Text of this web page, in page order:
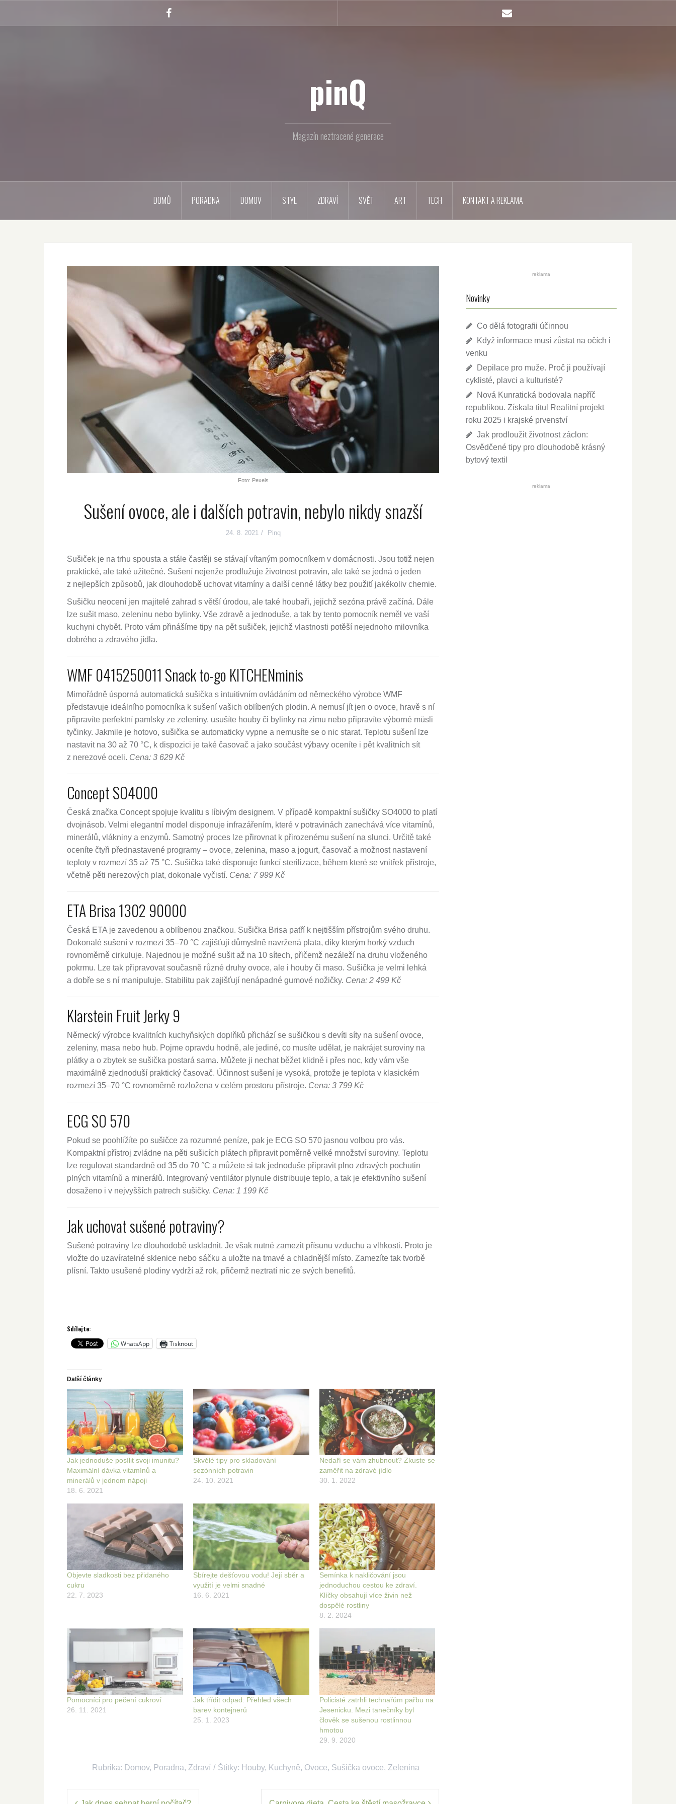
pinQ
Magazín neztracené generace
DOMŮ PORADNA DOMOV STYL ZDRAVÍ SVĚT ART TECH KONTAKT A REKLAMA
Foto: Pexels
Sušení ovoce, ale i dalších potravin, nebylo nikdy snazší
24. 8. 2021 Pinq
Sušiček je na trhu spousta a stále častěji se stávají vítaným pomocníkem v domácnosti. Jsou totiž nejen
praktické, ale také užitečné. Sušení nejenže prodlužuje životnost potravin, ale také se jedná o jeden
z nejlepších způsobů, jak dlouhodobě uchovat vitamíny a další cenné látky bez použití jakékoliv chemie.
Sušičku neocení jen majitelé zahrad s větší úrodou, ale také houbaři, jejichž sezóna právě začíná. Dále
lze sušit maso, zeleninu nebo bylinky. Vše zdravě a jednoduše, a tak by tento pomocník neměl ve vaší
kuchyni chybět. Proto vám přinášíme tipy na pět sušiček, jejichž vlastnosti potěší nejednoho milovníka
dobrého a zdravého jídla.
WMF 0415250011 Snack to-go KITCHENminis
Mimořádně úsporná automatická sušička s intuitivním ovládáním od německého výrobce WMF
představuje ideálního pomocníka k sušení vašich oblíbených plodin. A nemusí jít jen o ovoce, hravě s ní
připravíte perfektní pamlsky ze zeleniny, usušíte houby či bylinky na zimu nebo připravíte výborné müsli
tyčinky. Jakmile je hotovo, sušička se automaticky vypne a nemusíte se o nic starat. Teplotu sušení lze
nastavit na 30 až 70 °C, k dispozici je také časovač a jako součást výbavy oceníte i pět kvalitních sít
z nerezové oceli. Cena: 3 629 Kč
Concept SO4000
Česká značka Concept spojuje kvalitu s líbivým designem. V případě kompaktní sušičky SO4000 to platí
dvojnásob. Velmi elegantní model disponuje infrazářením, které v potravinách zanechává více vitamínů,
minerálů, vlákniny a enzymů. Samotný proces lze přirovnat k přirozenému sušení na slunci. Určitě také
oceníte čtyři přednastavené programy – ovoce, zelenina, maso a jogurt, časovač a možnost nastavení
teploty v rozmezí 35 až 75 °C. Sušička také disponuje funkcí sterilizace, během které se vnitřek přístroje,
včetně pěti nerezových plat, dokonale vyčistí. Cena: 7 999 Kč
ETA Brisa 1302 90000
Česká ETA je zavedenou a oblíbenou značkou. Sušička Brisa patří k nejtišším přístrojům svého druhu.
Dokonalé sušení v rozmezí 35–70 °C zajišťují důmyslně navržená plata, díky kterým horký vzduch
rovnoměrně cirkuluje. Najednou je možné sušit až na 10 sítech, přičemž nezáleží na druhu vloženého
pokrmu. Lze tak připravovat současně různé druhy ovoce, ale i houby či maso. Sušička je velmi lehká
a dobře se s ní manipuluje. Stabilitu pak zajišťují nenápadné gumové nožičky. Cena: 2 499 Kč
Klarstein Fruit Jerky 9
Německý výrobce kvalitních kuchyňských doplňků přichází se sušičkou s devíti síty na sušení ovoce,
zeleniny, masa nebo hub. Pojme opravdu hodně, ale jediné, co musíte udělat, je nakrájet suroviny na
plátky a o zbytek se sušička postará sama. Můžete ji nechat běžet klidně i přes noc, kdy vám vše
maximálně zjednoduší praktický časovač. Účinnost sušení je vysoká, protože je teplota v klasickém
rozmezí 35–70 °C rovnoměrně rozložena v celém prostoru přístroje. Cena: 3 799 Kč
ECG SO 570
Pokud se poohlížíte po sušičce za rozumné peníze, pak je ECG SO 570 jasnou volbou pro vás.
Kompaktní přístroj zvládne na pěti sušicích plátech připravit poměrně velké množství suroviny. Teplotu
lze regulovat standardně od 35 do 70 °C a můžete si tak jednoduše připravit plno zdravých pochutin
plných vitamínů a minerálů. Integrovaný ventilátor plynule distribuuje teplo, a tak je efektivního sušení
dosaženo i v nejvyšších patrech sušičky. Cena: 1 199 Kč
Jak uchovat sušené potraviny?
Sušené potraviny lze dlouhodobě uskladnit. Je však nutné zamezit přísunu vzduchu a vlhkosti. Proto je
vložte do uzavíratelné sklenice nebo sáčku a uložte na tmavé a chladnější místo. Zamezíte tak tvorbě
plísní. Takto usušené plodiny vydrží až rok, přičemž neztratí nic ze svých benefitů.
Sdílejte:
WhatsApp
Tisknout
Další články
Jak jednoduše posílit svoji imunitu?
Maximální dávka vitamínů a
minerálů v jednom nápoji
18. 6. 2021
Skvělé tipy pro skladování
sezónních potravin
24. 10. 2021
Nedaří se vám zhubnout? Zkuste se
zaměřit na zdravé jídlo
30. 1. 2022
Objevte sladkosti bez přidaného
cukru
22. 7. 2023
Sbírejte dešťovou vodu! Její sběr a
využití je velmi snadné
16. 6. 2021
Semínka k nakličování jsou
jednoduchou cestou ke zdraví.
Klíčky obsahují více živin než
dospělé rostliny
8. 2. 2024
Pomocníci pro pečení cukroví
26. 11. 2021
Jak třídit odpad: Přehled všech
barev kontejnerů
25. 1. 2023
Policisté zatrhli technařům pařbu na
Jesenicku. Mezi tanečníky byl
člověk se sušenou rostlinnou
hmotou
29. 9. 2020
Rubrika: Domov, Poradna, Zdraví Štítky: Houby, Kuchyně, Ovoce, Sušička ovoce, Zelenina
Navigace
reklama
Novinky
Co dělá fotografii účinnou
Když informace musí zůstat na očích i
venku
Depilace pro muže. Proč ji používají
cyklisté, plavci a kulturisté?
Nová Kunratická bodovala napříč
republikou. Získala titul Realitní projekt
roku 2025 i krajské prvenství
Jak prodloužit životnost záclon:
Osvědčené tipy pro dlouhodobě krásný
bytový textil
reklama